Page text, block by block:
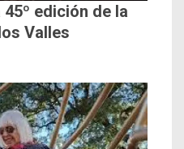
edición de la
Valles